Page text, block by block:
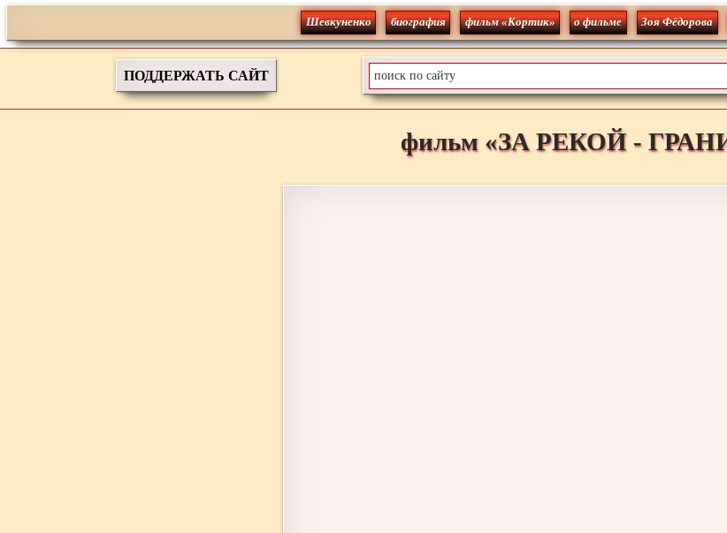
Шевкуненко биография фильм «Кортик» о фильме Зоя Фёдорова
ПОДДЕРЖАТЬ САЙТ
фильм «ЗА РЕКОЙ -